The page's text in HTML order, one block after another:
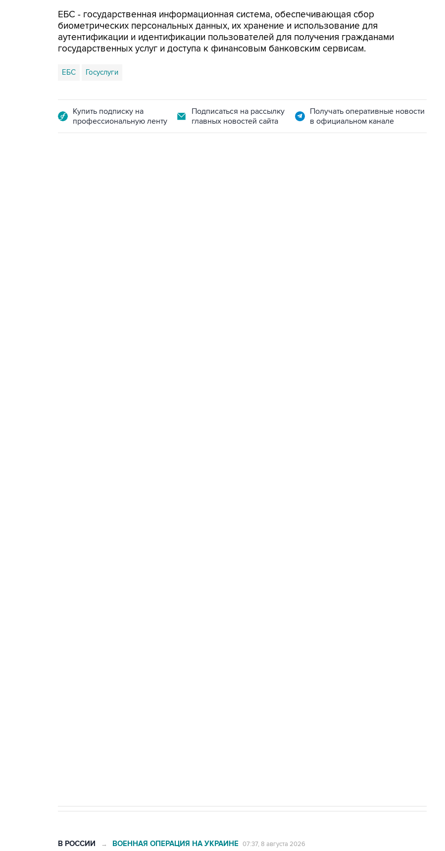
ЕБС - государственная информационная система, обеспечивающая сбор
биометрических персональных данных, их хранение и использование для
аутентификации и идентификации пользователей для получения гражданами
государственных услуг и доступа к финансовым банковским сервисам.
ЕБС Госуслуги
Купить подписку на
профессиональную ленту
Подписаться на рассылку
главных новостей сайта
Получать оперативные новости
в официальном канале
В РОССИИ → ВОЕННАЯ ОПЕРАЦИЯ НА УКРАИНЕ 07:37, 8 августа 2026